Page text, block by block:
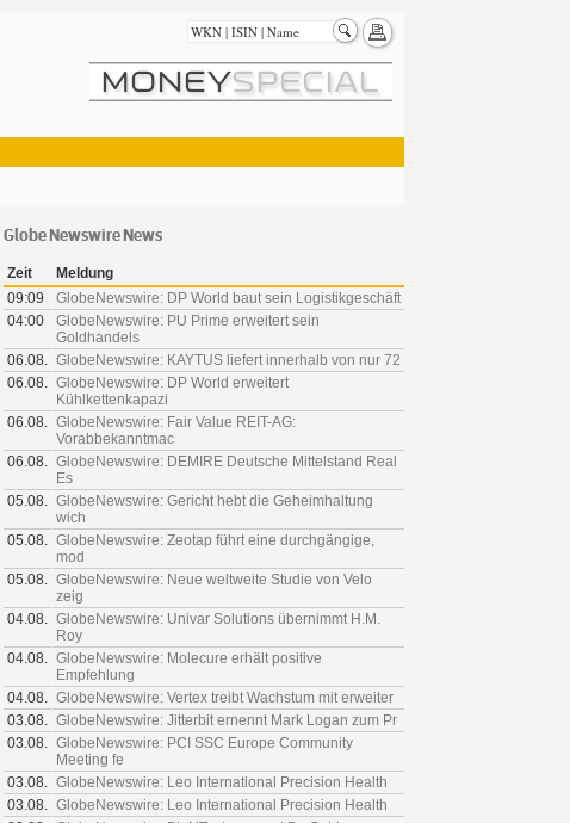
Globe Newswire News
Zeit
Meldung
09:09
GlobeNewswire: DP World baut sein Logistikgeschäft
04:00
GlobeNewswire: PU Prime erweitert sein
Goldhandels
06.08.
GlobeNewswire: KAYTUS liefert innerhalb von nur 72
06.08.
GlobeNewswire: DP World erweitert
Kühlkettenkapazi
06.08.
GlobeNewswire: Fair Value REIT-AG:
Vorabbekanntmac
06.08.
GlobeNewswire: DEMIRE Deutsche Mittelstand Real
Es
05.08.
GlobeNewswire: Gericht hebt die Geheimhaltung
wich
05.08.
GlobeNewswire: Zeotap führt eine durchgängige,
mod
05.08.
GlobeNewswire: Neue weltweite Studie von Velo
zeig
04.08.
GlobeNewswire: Univar Solutions übernimmt H.M.
Roy
04.08.
GlobeNewswire: Molecure erhält positive
Empfehlung
04.08.
GlobeNewswire: Vertex treibt Wachstum mit erweiter
03.08.
GlobeNewswire: Jitterbit ernennt Mark Logan zum Pr
03.08.
GlobeNewswire: PCI SSC Europe Community
Meeting fe
03.08.
GlobeNewswire: Leo International Precision Health
03.08.
GlobeNewswire: Leo International Precision Health